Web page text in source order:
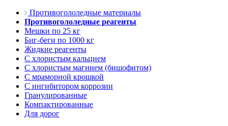
Противогололедные материалы
Противогололедные реагенты
Мешки по 25 кг
Биг-беги по 1000 кг
Жидкие реагенты
С хлористым кальцием
С хлористым магнием (бишофитом)
С мраморной крошкой
С ингибитором коррозии
Гранулированные
Компактированные
Для дорог